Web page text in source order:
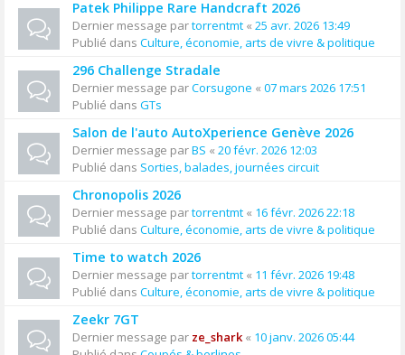
Patek Philippe Rare Handcraft 2026
Dernier message partorrentmt « 25 avr. 2026 13:49
Publié dans Culture, économie, arts de vivre & politique
296 Challenge Stradale
Dernier message parCorsugone « 07 mars 2026 17:51
Publié dans GTs
Salon de l'auto AutoXperience Genève 2026
Dernier message parBS « 20 févr. 2026 12:03
Publié dans Sorties, balades, journées circuit
Chronopolis 2026
Dernier message partorrentmt « 16 févr. 2026 22:18
Publié dans Culture, économie, arts de vivre & politique
Time to watch 2026
Dernier message partorrentmt « 11 févr. 2026 19:48
Publié dans Culture, économie, arts de vivre & politique
Zeekr 7GT
Dernier message par ze_shark« 10 janv. 2026 05:44